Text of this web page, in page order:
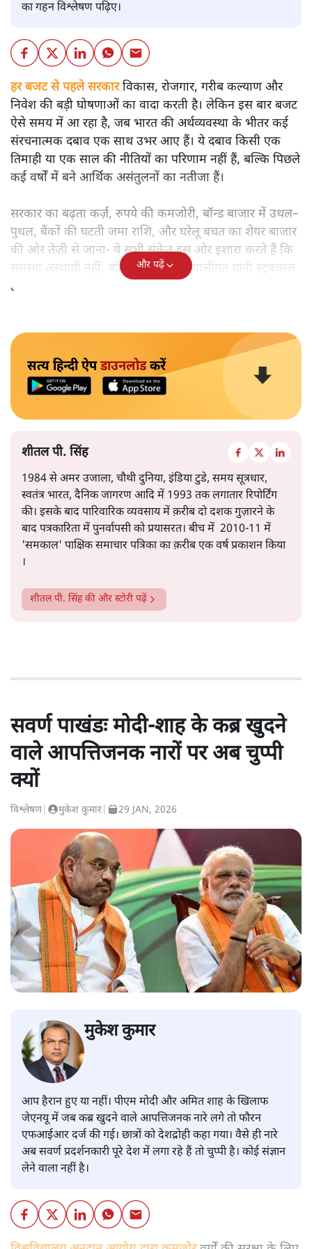
का गहन विश्लेषण पढ़िए।
हर बजट से पहले सरकारविकास, रोजगार, गरीब कल्याण और
निवेश की बड़ी घोषणाओं का वादा करती है। लेकिन इस बार बजट
ऐसे समय में आ रहा है, जब भारत की अर्थव्यवस्था के भीतर कई
संरचनात्मक दबाव एक साथ उभर आए हैं। ये दबाव किसी एक
तिमाही या एक साल की नीतियों का परिणाम नहीं हैं, बल्कि पिछले
कई वर्षों में बने आर्थिक असंतुलनों का नतीजा हैं।
सरकार का बढ़ता कर्ज़, रुपये की कमजोरी, बॉन्ड बाजार में उथल–
पुथल, बैंकों की घटती जमा राशि, और घरेलू बचत का शेयर बाजार
की ओर तेज़ी से जाना- ये सभी संकेत इस ओर इशारा करते हैं कि
समस्या अस्थायी नहीं, बल्कि गहरी और प्रणालीगत यानी स्ट्रक्चरल
है।
और पढ़ें
सत्य हिन्दी ऐपडाउनलोडकरें
शीतल पी. सिंह
1984 से अमर उजाला, चौथी दुनिया, इंडिया टुडे, समय सूत्रधार,
स्वतंत्र भारत, दैनिक जागरण आदि में 1993 तक लगातार रिपोर्टिंग
की। इसके बाद पारिवारिक व्यवसाय में क़रीब दो दशक गुज़ारने के
बाद पत्रकारिता में पुनर्वापसी को प्रयासरत। बीच में 2010-11 में
'समकाल' पाक्षिक समाचार पत्रिका का क़रीब एक वर्ष प्रकाशन किया
।
शीतल पी. सिंहकी और स्टोरी पढ़ें
सवर्ण पाखंडः मोदी-शाह के कब्र खुदने
वाले आपत्तिजनक नारों पर अब चुप्पी
क्यों
विश्लेषण| मुकेश कुमार 29 JAN, 2026
मुकेश कुमार
आप हैरान हुए या नहीं। पीएम मोदी और अमित शाह के खिलाफ
जेएनयू में जब कब्र खुदने वाले आपत्तिजनक नारे लगे तो फौरन
एफआईआर दर्ज की गई। छात्रों को देशद्रोही कहा गया। वैसे ही नारे
अब सवर्ण प्रदर्शनकारी पूरे देश में लगा रहे हैं तो चुप्पी है। कोई संज्ञान
लेने वाला नहीं है।